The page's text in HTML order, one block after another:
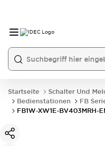
Startseite Schalter Und
Bedienstationen
FB
FB1W-XW1E-BV403MRH-